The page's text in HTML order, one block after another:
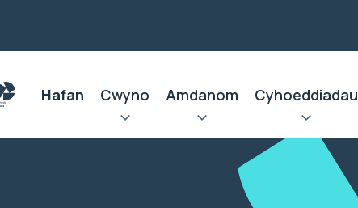
Hafan Cwyno Amdanom Cyhoeddiadau